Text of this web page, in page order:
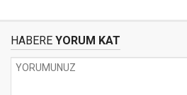
HABERE YORUM KAT